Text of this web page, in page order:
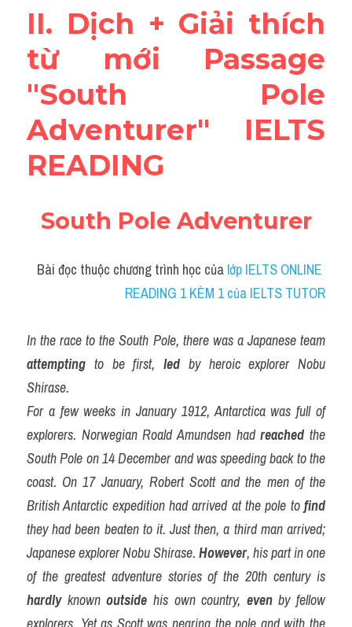
Business
II. Dịch + Giải thích
từ mới Passage
"South Pole
Adventurer" IELTS
READING
South Pole Adventurer
Bài đọc thuộc chương trình học của lớp IELTS ONLINE
READING 1 KÈM 1 của IELTS TUTOR
attempting to be first, led by heroic explorer Nobu
Shirase.
For a few weeks in January 1912, Antarctica was full of
explorers. Norwegian Roald Amundsen had reached the
South Pole on 14 December and was speeding back to the
coast. On 17 January, Robert Scott and the men of the
British Antarctic expedition had arrived at the pole to find
they had been beaten to it. Just then, a third man arrived;
Japanese explorer Nobu Shirase. However, his part in one
hardly known outside his own country, even by fellow